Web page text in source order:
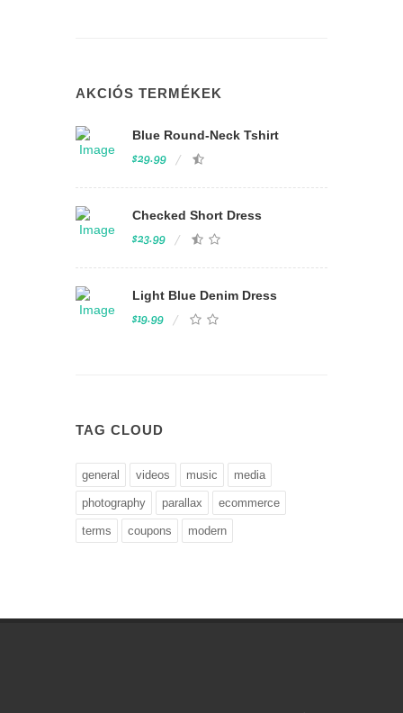
AKCIÓS TERMÉKEK
Blue Round-Neck Tshirt
$29.99
Checked Short Dress
$23.99
Light Blue Denim Dress
$19.99
TAG CLOUD
general videos music media
photography parallax ecommerce
terms coupons modern